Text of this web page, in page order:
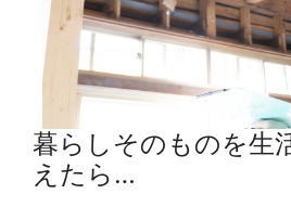
暮らしそのものを生
えたら…